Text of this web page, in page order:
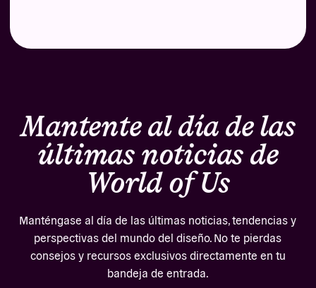
Mantente al día de las
últimas noticias de
World of Us
Manténgase al día de las últimas noticias, tendencias y
perspectivas del mundo del diseño. No te pierdas
consejos y recursos exclusivos directamente en tu
bandeja de entrada.